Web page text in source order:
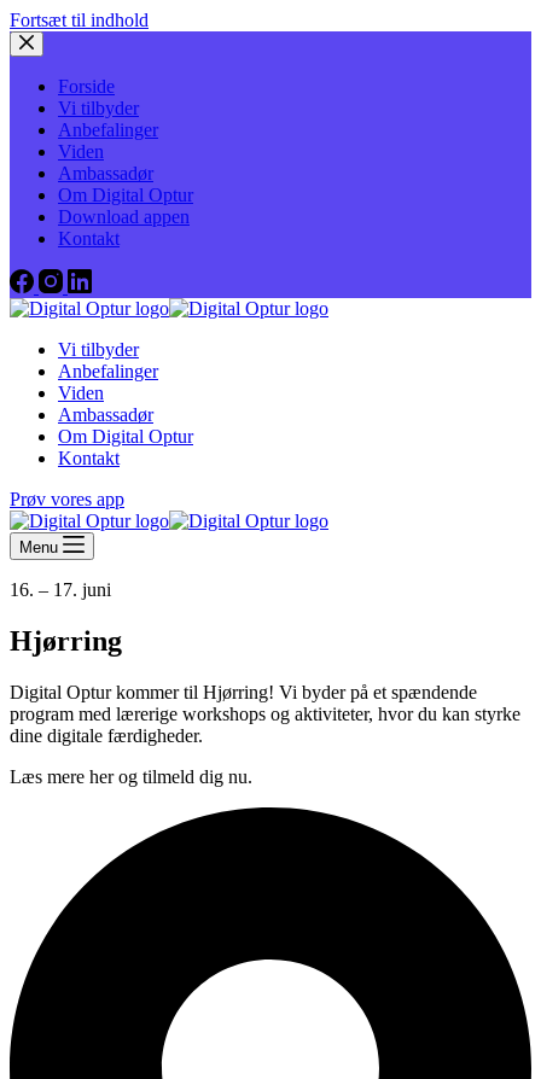
Fortsæt til indhold
Forside
Vi tilbyder
Anbefalinger
Viden
Ambassadør
Om Digital Optur
Download appen
Kontakt
Vi tilbyder
Anbefalinger
Viden
Ambassadør
Om Digital Optur
Kontakt
Prøv vores app
Menu
16. – 17. juni
Hjørring
Digital Optur kommer til Hjørring! Vi byder på et spændende
program med lærerige workshops og aktiviteter, hvor du kan styrke
dine digitale færdigheder.
Læs mere her og tilmeld dig nu.